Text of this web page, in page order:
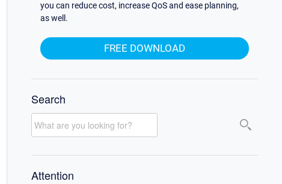
you can reduce cost, increase QoS and ease planning,
as well.
FREE DOWNLOAD
Search
Attention